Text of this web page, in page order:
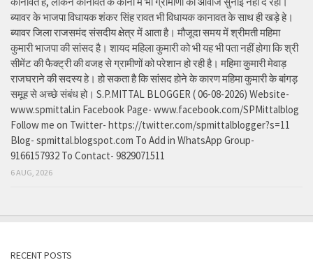
ब्यावर के भाजपा विधायक शंकर सिंह रावत भी विधायक कानावत के साथ ही खड़े हे।
ब्यावर जिला राजसमंद संसदीय क्षेत्र में आता है। मौजूदा समय में श्रीमती महिमा
कुमारी भाजपा की सांसद है। शायद महिला कुमारी को भी यह भी पता नहीं होगा कि श्री
सीमेंट की फैक्ट्री की वजह से ग्रामीणों को परेशान हो रही है। महिमा कुमारी मेवाड़
राजघराने की सदस्य हे। हो सकता है कि सांसद होने के कारण महिमा कुमारी के बांगड़
समूह से अच्छे संबंध हो। S.P.MITTAL BLOGGER ( 06-08-2026) Website-
www.spmittal.in Facebook Page- www.facebook.com/SPMittalblog
Follow me on Twitter- https://twitter.com/spmittalblogger?s=11
Blog- spmittal.blogspot.com To Add in WhatsApp Group-
9166157932 To Contact- 9829071511
6 AUG, 2026
RECENT POSTS